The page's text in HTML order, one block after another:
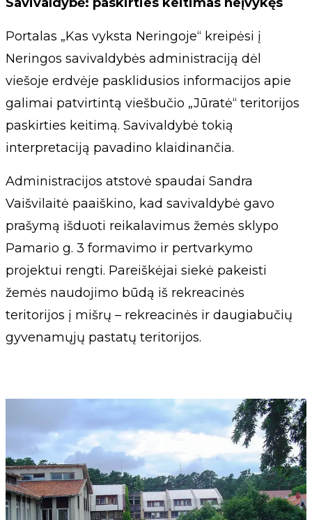
Portalas „Kas vyksta Neringoje“ kreipėsi į
Neringos savivaldybės administraciją dėl
viešoje erdvėje pasklidusios informacijos apie
galimai patvirtintą viešbučio „Jūratė“ teritorijos
paskirties keitimą. Savivaldybė tokią
interpretaciją pavadino klaidinančia.
Administracijos atstovė spaudai Sandra
Vaišvilaitė paaiškino, kad savivaldybė gavo
prašymą išduoti reikalavimus žemės sklypo
Pamario g. 3 formavimo ir pertvarkymo
projektui rengti. Pareiškėjai siekė pakeisti
žemės naudojimo būdą iš rekreacinės
teritorijos į mišrų – rekreacinės ir daugiabučių
gyvenamųjų pastatų teritorijos.